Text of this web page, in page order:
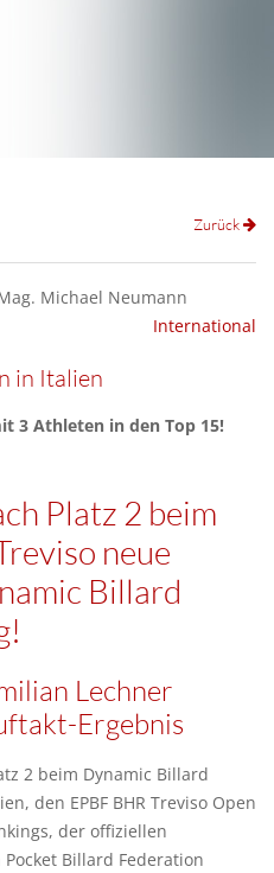
Zurück
Michael Neumann
International
in Italien
3 Athleten in den Top 15!
Platz 2 beim
neue
Billard
Lechner
Ergebnis
2 beim Dynamic Billard
den EPBF BHR Treviso Open
der offiziellen
Billard Federation